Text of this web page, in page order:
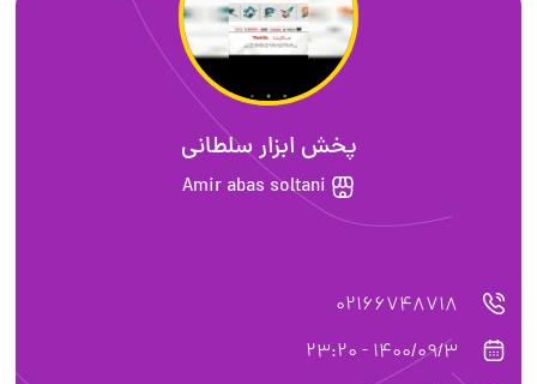
پخش ابزار سلطانی
Amir abas soltani
02166748718
1400/09/3 - 23:20